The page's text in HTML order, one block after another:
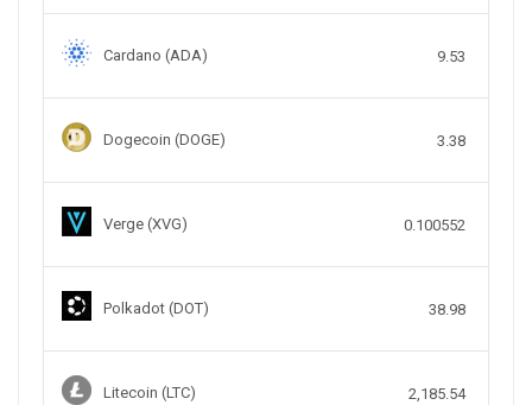
Cardano (ADA) 9.53
Dogecoin (DOGE) 3.38
Verge (XVG) 0.100552
Polkadot (DOT) 38.98
Litecoin (LTC) 2,185.54